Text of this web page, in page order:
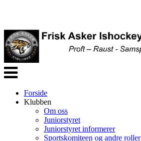
Veksle
navigasjon
Forside
Klubben
Om oss
Juniorstyret
Juniorstyret informerer
Sportskomiteen og andre roller